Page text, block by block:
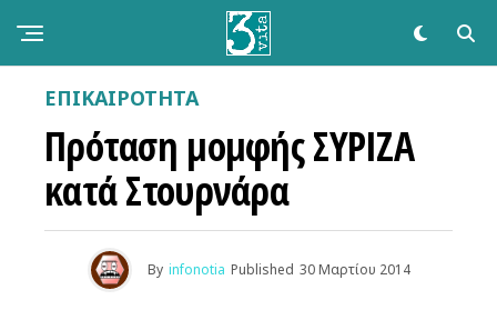
ΕΠΙΚΑΙΡΌΤΗΤΑ
Πρόταση μομφής ΣΥΡΙΖΑ
κατά Στουρνάρα
By infonotia Published 30 Μαρτίου 2014